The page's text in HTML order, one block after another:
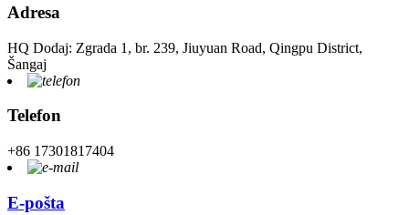
Adresa
HQ Dodaj: Zgrada 1, br. 239, Jiuyuan Road, Qingpu District,
Šangaj
Telefon
+86 17301817404
E-pošta